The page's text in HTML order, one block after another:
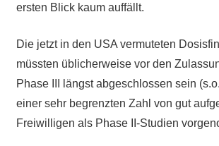
ersten Blick kaum auffällt.
Die jetzt in den USA vermuteten
müssten üblicherweise vor den
Phase III längst abgeschlossen sein
einer sehr begrenzten Zahl von gut
Freiwilligen als Phase II-Studien